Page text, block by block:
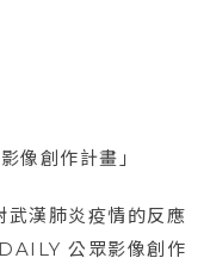
像創作計畫」
武漢肺炎疫情的反應
公眾影像創作